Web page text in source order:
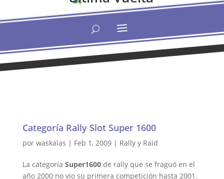
Categoría Rally Slot Super 1600
por waskalas | Feb 1, 2009| Rally y Raid
La categoría Super1600de rally que se fraguó en el
año 2000 no vio su primera competición hasta 2001.